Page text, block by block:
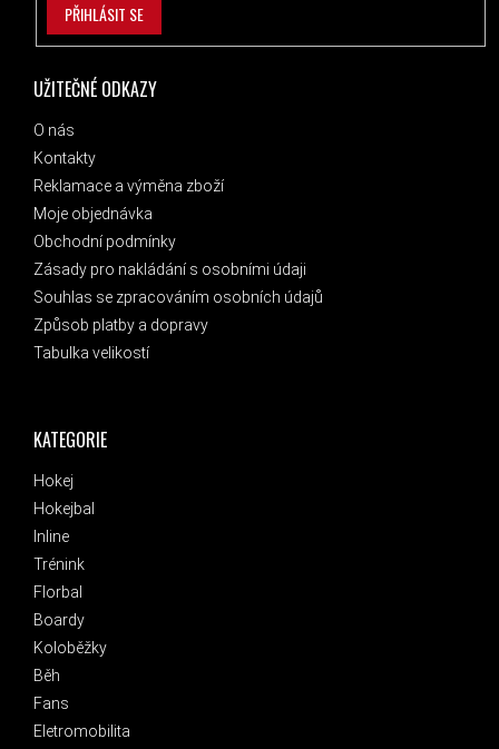
KATEGORIE
Hokej
Hokejbal
Inline
Trénink
Florbal
Boardy
Koloběžky
Běh
Fans
Eletromobilita
UŽITEČNÉ ODKAZY
O nás
Kontakty
Reklamace a výměna zboží
Moje objednávka
Obchodní podmínky
Zásady pro nakládání s osobními údaji
Souhlas se zpracováním osobních údajů
Způsob platby a dopravy
Tabulka velikostí
PŘIHLÁSIT SE